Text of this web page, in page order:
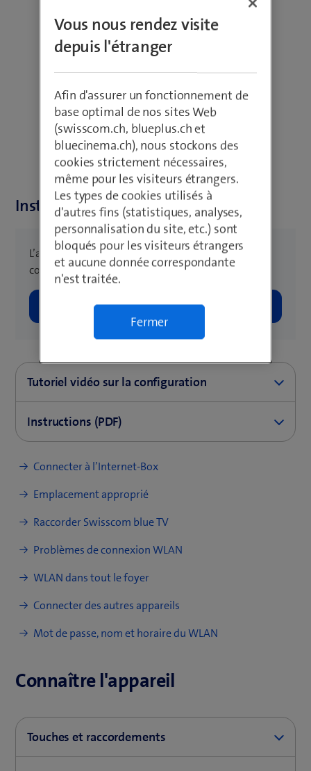
Instructions dans l’appli
L’appli My Swisscom vous guide pas à pas pour
configurer votre appareil.
Tutoriel vidéo sur la configuration
Dans cette vidéo, notre Swisscom Academy Trainer
Play Mute Loaded:
Instructions (PDF)
Guide d’installation WLAN-Box
Connecter à l’Internet-Box
Emplacement approprié
Raccorder Swisscom blue TV
Problèmes de connexion WLAN
WLAN dans tout le foyer
Connecter des autres appareils
Mot de passe, nom et horaire du WLAN
Connaître l'appareil
Touches et raccordements
Vous nous rendez visite
depuis l'étranger
Afin d'assurer un fonctionnement de
base optimal de nos sites Web
(swisscom.ch, blueplus.ch et
bluecinema.ch), nous stockons des
cookies strictement nécessaires,
même pour les visiteurs étrangers.
Les types de cookies utilisés à
d'autres fins (statistiques, analyses,
personnalisation du site, etc.) sont
bloqués pour les visiteurs étrangers
et aucune donnée correspondante
n'est traitée.
Fermer